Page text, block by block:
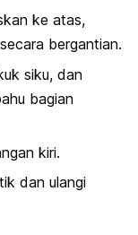
ke atas,
bergantian.
siku, dan
bagian
kiri.
dan ulangi